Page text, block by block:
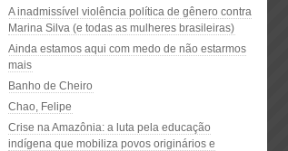
A inadmissível violência política de gênero contra
Marina Silva (e todas as mulheres brasileiras)
Ainda estamos aqui com medo de não estarmos
mais
Banho de Cheiro
Chao, Felipe
Crise na Amazônia: a luta pela educação
indígena que mobiliza povos originários e